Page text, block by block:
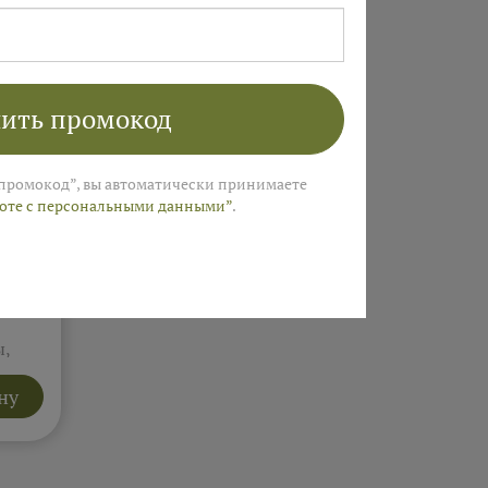
промокод
вы автоматически принимаете
с персональными данными”.